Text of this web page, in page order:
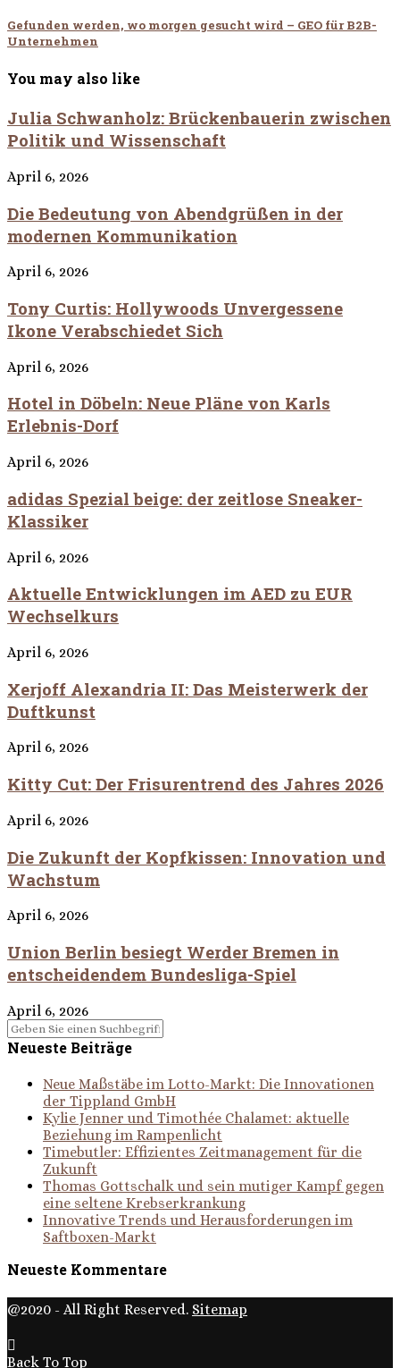
Gefunden werden, wo morgen gesucht wird – GEO für B2B-
Unternehmen
You may also like
Julia Schwanholz: Brückenbauerin zwischen
Politik und Wissenschaft
April 6, 2026
Die Bedeutung von Abendgrüßen in der
modernen Kommunikation
April 6, 2026
Tony Curtis: Hollywoods Unvergessene
Ikone Verabschiedet Sich
April 6, 2026
Hotel in Döbeln: Neue Pläne von Karls
Erlebnis-Dorf
April 6, 2026
adidas Spezial beige: der zeitlose Sneaker-
Klassiker
April 6, 2026
Aktuelle Entwicklungen im AED zu EUR
Wechselkurs
April 6, 2026
Xerjoff Alexandria II: Das Meisterwerk der
Duftkunst
April 6, 2026
Kitty Cut: Der Frisurentrend des Jahres 2026
April 6, 2026
Die Zukunft der Kopfkissen: Innovation und
Wachstum
April 6, 2026
Union Berlin besiegt Werder Bremen in
entscheidendem Bundesliga-Spiel
April 6, 2026
Neueste Beiträge
Neue Maßstäbe im Lotto-Markt: Die Innovationen
der Tippland GmbH
Kylie Jenner und Timothée Chalamet: aktuelle
Beziehung im Rampenlicht
Timebutler: Effizientes Zeitmanagement für die
Zukunft
Thomas Gottschalk und sein mutiger Kampf gegen
eine seltene Krebserkrankung
Innovative Trends und Herausforderungen im
Saftboxen-Markt
Neueste Kommentare
@2020 - All Right Reserved. Sitemap
Back To Top